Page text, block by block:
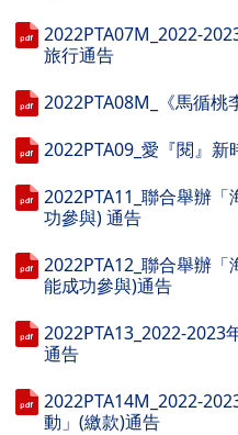
2022PTA07M_2022-
旅行通告
2022PTA08M_《馬循
2022PTA09_愛『閱』
2022PTA11_聯合舉辦
功參與) 通告
2022PTA12_聯合舉辦
能成功參與)通告
2022PTA13_2022-2023
通告
2022PTA14M_2022-
動」(繳款)通告